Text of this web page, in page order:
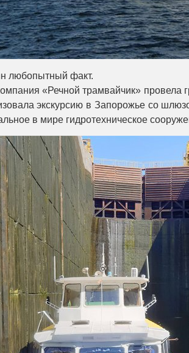
любопытный факт.
«Речной трамвайчик»
экскурсию в Запорожье со
в мире гидротехническое